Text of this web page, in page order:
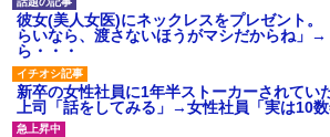
彼女(美人女医)にネックレスをプレゼント。
らいなら、渡さないほうがマシだからね」
ら・・・
新卒の女性社員に1年半ストーカーされてい
上司「話をしてみる」→女性社員「実は10